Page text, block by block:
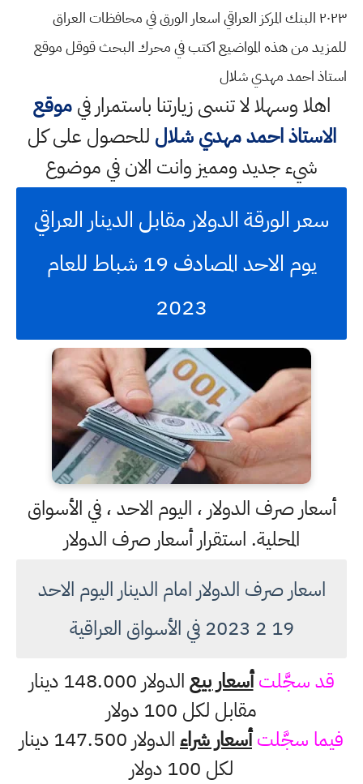
٢٠٢٣ البنك المركز العراقي اسعار الورق في محافظات العراق
للمزيد من هذه المواضيع اكتب في محرك البحث قوقل موقع
استاذ احمد مهدي شلال
اهلا وسهلالا تنسى زيارتنا باستمرار فيموقع
الاستاذ احمد مهدي شلال للحصول على كل
شيء جديد ومميز وانت الان في موضوع
سعر الورقة الدولار مقابل الدينار العراقي
يوم الاحد المصادف 19 شباط للعام
2023
أسعار صرف الدولار ، اليوم الاحد ، في الأسواق
المحلية. استقرار أسعار صرف الدولار
اسعار صرف الدولار امام الدينار اليوم الاحد
19 2 2023 في الأسواق العراقية
قد سجَّلت أسعار بيع
الدولار 148.000 دينار
مقابل لكل 100 دولار
فيما سجَّلتأسعار شراء
الدولار 147.500 دينار
لكل 100 دولار